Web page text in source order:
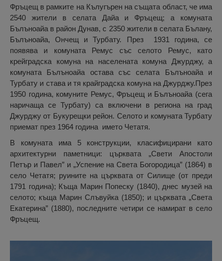
Фръцещ в рамките на Кълугърен на същата област, че има
2540 жители в селата Дайа и Фръцещ; а комуната
Бълъноайа в район Дунав, с 2350 жители в селата Бълану,
Бълъноайа, Ончещ и Турбату. През 1931 година, се
появява и комуната Ремус със селото Ремус, като
крейградска комуна на населената комуна Джурджу, а
комуната Бълъноайа остава със селата Бълъноайа и
Турбату и става и тя крайградска комуна на Джурджу.През
1950 година, комуните Ремус, Фръцещ и Бълъноайа (сега
наричаща се Турбату) са включени в региона на град
Джурджу от Букурещки рейон. Селото и комуната Турбату
приемат през 1964 година името Четатя.
В комуната има 5 конструкции, класифицирани като
архитектурни паметници: църквата „Свети Апостоли
Петър и Павел” и „Успение на Света Богородица” (1864) в
село Четатя; руините на църквата от Силище (от преди
1791 година); Къща Марин Попеску (1840), днес музей на
селото; къща Марин Слъвуйка (1850); и църквата „Света
Екатерина” (1880), последните четири се намират в село
Фръцещ.